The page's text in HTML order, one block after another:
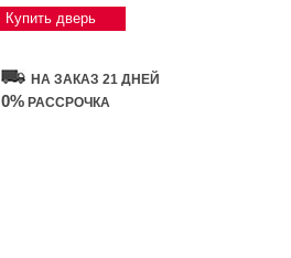
Купить дверь
НА ЗАКАЗ 21 ДНЕЙ
0% РАССРОЧКА